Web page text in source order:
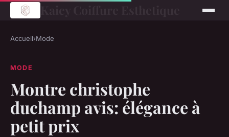
Accueil›Mode
MODE
Montre christophe
duchamp avis: élégance à
petit prix